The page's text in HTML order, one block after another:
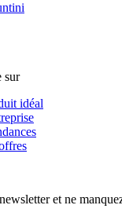
sur
idéal
et ne